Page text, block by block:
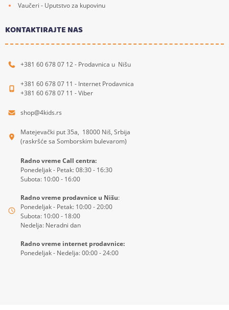
Vaučeri - Uputstvo za kupovinu
KONTAKTIRAJTE NAS
+381 60 678 07 12 - Prodavnica u Nišu
+381 60 678 07 11 - Internet Prodavnica
+381 60 678 07 11 - Viber
shop@4kids.rs
Matejevački put 35a, 18000 Niš, Srbija
(raskršće sa Somborskim bulevarom)
Radno vreme Call centra:
Ponedeljak - Petak: 08:30 - 16:30
Subota: 10:00 - 16:00
Radno vreme prodavnice u Nišu:
Ponedeljak - Petak: 10:00 - 20:00
Subota: 10:00 - 18:00
Nedelja: Neradni dan
Radno vreme internet prodavnice:
Ponedeljak - Nedelja: 00:00 - 24:00